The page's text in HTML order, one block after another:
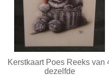
Kerstkaart Poes Reeks van
dezelfde